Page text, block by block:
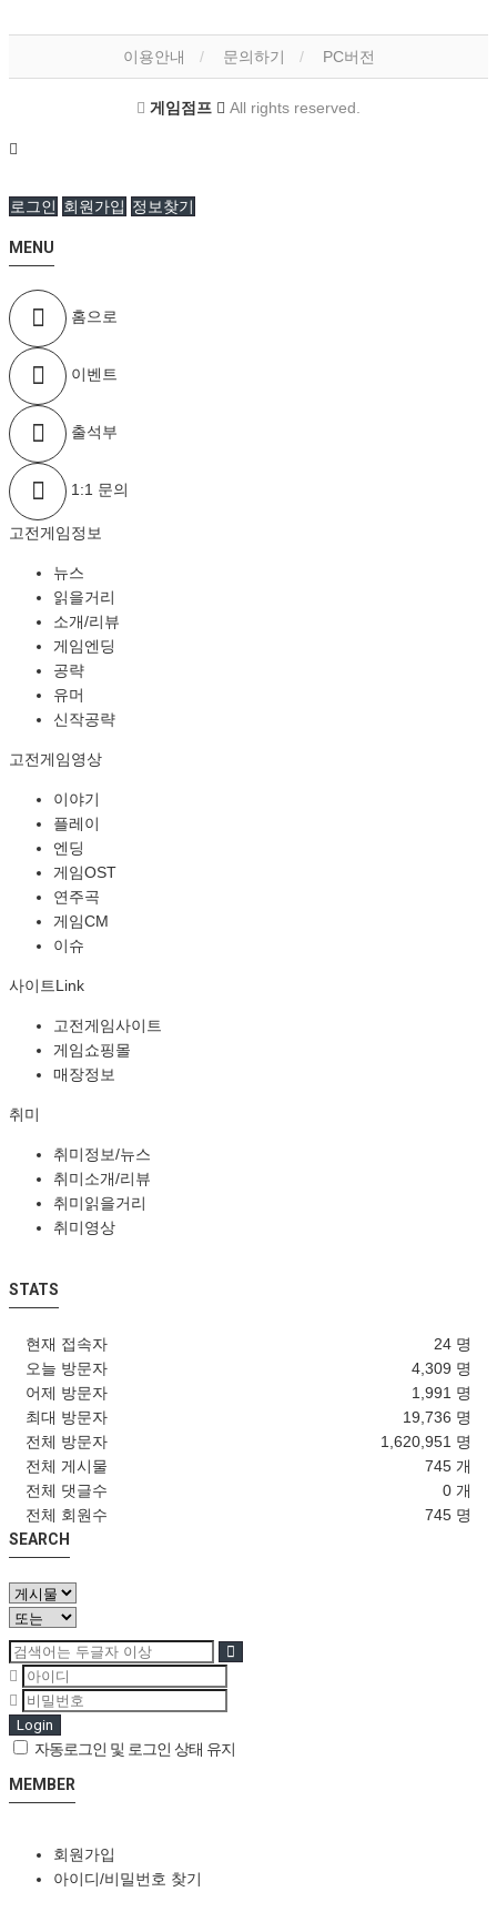
이용안내 문의하기 PC버전
게임점프 All rights reserved.
로그인 회원가입 정보찾기
MENU
홈으로
이벤트
출석부
1:1 문의
고전게임정보
뉴스
읽을거리
소개/리뷰
게임엔딩
공략
유머
신작공략
고전게임영상
이야기
플레이
엔딩
게임OST
연주곡
게임CM
이슈
사이트Link
고전게임사이트
게임쇼핑몰
매장정보
취미
취미정보/뉴스
취미소개/리뷰
취미읽을거리
취미영상
STATS
24 명
현재 접속자
4,309 명
오늘 방문자
1,991 명
어제 방문자
19,736 명
최대 방문자
1,620,951 명
전체 방문자
745 개
전체 게시물
0 개
전체 댓글수
745 명
전체 회원수
SEARCH
Login
자동로그인 및 로그인 상태 유지
MEMBER
회원가입
아이디/비밀번호 찾기